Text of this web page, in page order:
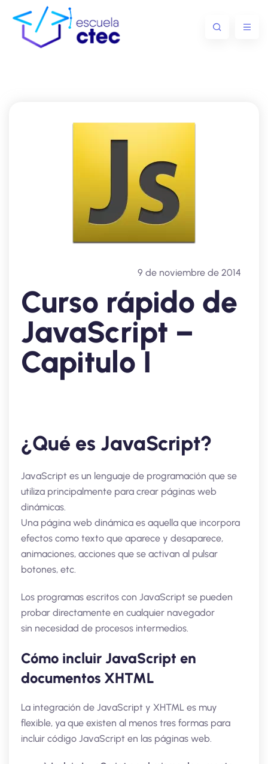
9 de noviembre de 2014
Curso rápido de
JavaScript –
Capitulo I
¿Qué es JavaScript?
JavaScript es un lenguaje de programación que se
utiliza principalmente para crear páginas web
dinámicas.
Una página web dinámica es aquella que incorpora
efectos como texto que aparece y desaparece,
animaciones, acciones que se activan al pulsar
botones, etc.
Los programas escritos con JavaScript se pueden
probar directamente en cualquier navegador
sin necesidad de procesos intermedios.
Cómo incluir JavaScript en
documentos XHTML
La integración de JavaScript y XHTML es muy
flexible, ya que existen al menos tres formas para
incluir código JavaScript en las páginas web.